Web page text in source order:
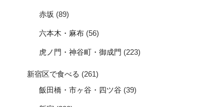
赤坂 (89)
六本木・麻布 (56)
虎ノ門・神谷町・御成門 (223)
新宿区で食べる (261)
飯田橋・市ヶ谷・四ツ谷 (39)